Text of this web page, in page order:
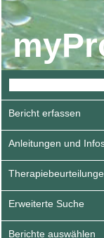
Bericht erfassen
Anleitungen und
Erweiterte Suche
Berichte auswählen